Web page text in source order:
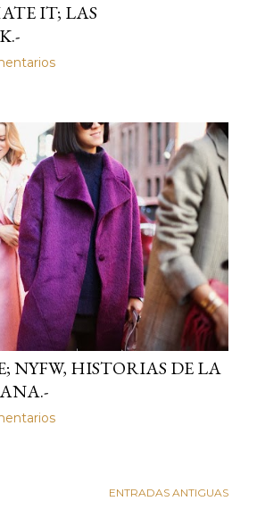
IT; LAS
NYFW, HISTORIAS DE LA
ENTRADAS ANTIGUAS